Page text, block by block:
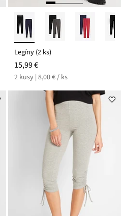
Legíny (2 ks)
15,99 €
2 kusy | 8,00 € / ks